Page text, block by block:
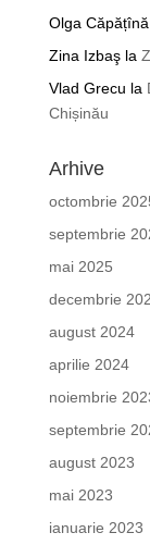
Olga Căpățînă
Zina Izbaşla
Vlad Grecu la
Chișinău
Arhive
octombrie
septembrie
mai 2025
decembrie
august 2024
aprilie 2024
noiembrie
septembrie
august 2023
mai 2023
ianuarie 2023